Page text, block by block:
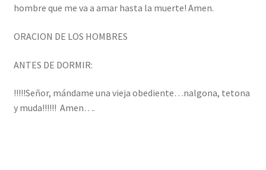
hombre que me va a amar hasta la muerte! Amen.
ORACION DE LOS HOMBRES
ANTES DE DORMIR:
!!!!!Señor, mándame una vieja obediente…nalgona, tetona
y muda!!!!!! Amen….